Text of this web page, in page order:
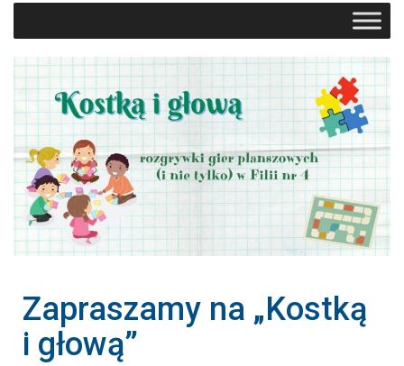
Zapraszamy na „Kostką
i głową”